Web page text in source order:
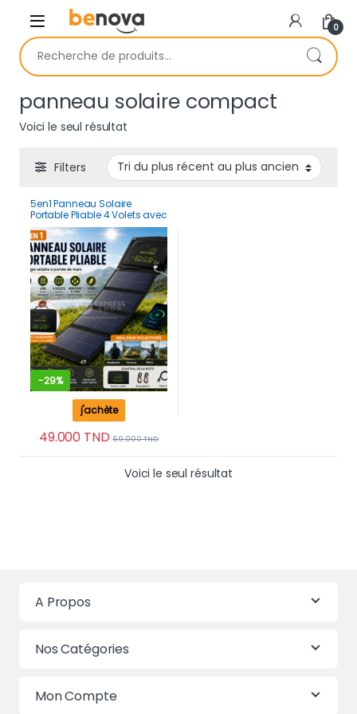
Skip to navigation
Skip to content
0
Recherche pour :
panneau solaire compact
Voici le seul résultat
Filters
5en1 Panneau Solaire
Portable Pliable 4 Volets avec
USB – Chargeur Solaire
Haute Puissance
-29%
49.000 TND 69.000TND
j'achète
Voici le seul résultat
A Propos
Nos Catégories
Mon Compte